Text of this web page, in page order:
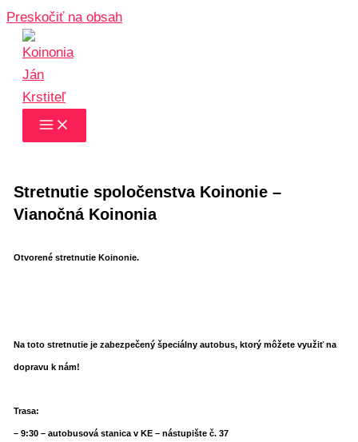
Preskočiť na obsah
Stretnutie spoločenstva Koinonie –
Vianočná Koinonia
Otvorené stretnutie Koinonie.
Na toto stretnutie je zabezpečený špeciálny autobus, ktorý môžete využiť na
dopravu k nám!
Trasa:
– 9:30 – autobusová stanica v KE – nástupište č. 37